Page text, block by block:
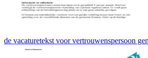
de vacaturetekst voor vertrouwenspersoon